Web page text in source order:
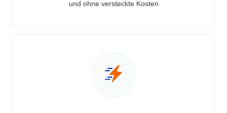
und ohne versteckte Kosten